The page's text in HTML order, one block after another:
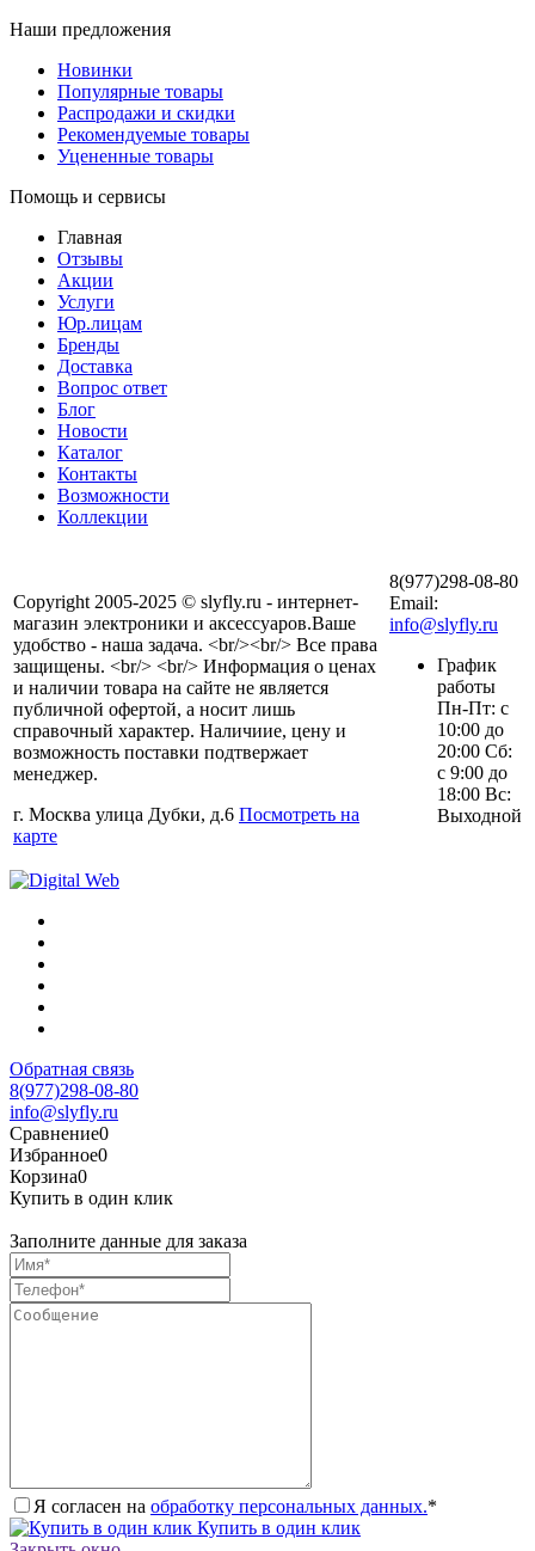
Наши предложения
Новинки
Популярные товары
Распродажи и скидки
Рекомендуемые товары
Уцененные товары
Помощь и сервисы
Главная
Отзывы
Акции
Услуги
Юр.лицам
Бренды
Доставка
Вопрос ответ
Блог
Новости
Каталог
Контакты
Возможности
Коллекции
Copyright 2005-2025 © slyfly.ru - интернет-
магазин электроники и аксессуаров.Ваше
удобство - наша задача. <br/><br/> Все права
защищены. <br/> <br/> Информация о ценах
и наличии товара на сайте не является
публичной офертой, а носит лишь
справочный характер. Наличиие, цену и
возможность поставки подтвержает
менеджер.
г. Москва улица Дубки, д.6 Посмотреть на
карте
8(977)298-08-80
Email:
info@slyfly.ru
График
работы
Пн-Пт: с
10:00 до
20:00 Сб:
с 9:00 до
18:00 Вс:
Выходной
Обратная связь
8(977)298-08-80
info@slyfly.ru
Сравнение0
Избранное0
Корзина0
Купить в один клик
Заполните данные для заказа
Я согласен на обработку персональных данных.*
Купить в один клик